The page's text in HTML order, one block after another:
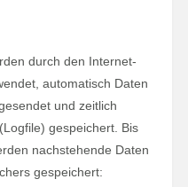
durch den Internet-
automatisch Daten
und zeitlich
gespeichert. Bis
nachstehende Daten
gespeichert: